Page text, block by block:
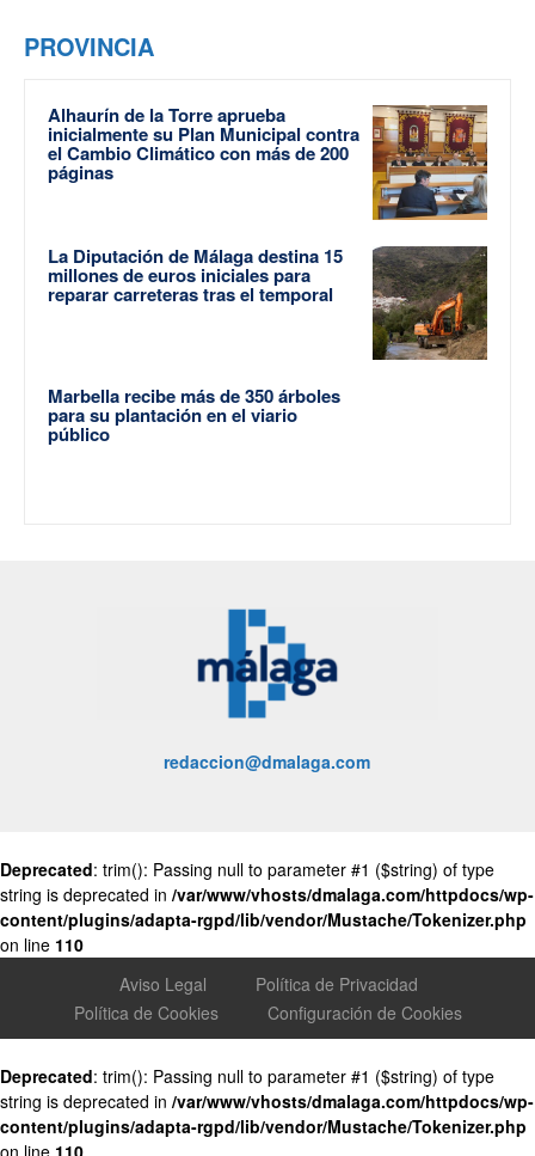
PROVINCIA
Alhaurín de la Torre aprueba
inicialmente su Plan Municipal contra
el Cambio Climático con más de 200
páginas
La Diputación de Málaga destina 15
millones de euros iniciales para
reparar carreteras tras el temporal
Marbella recibe más de 350 árboles
para su plantación en el viario
público
redaccion@dmalaga.com
Deprecated: trim(): Passing null to parameter #1 ($string) of type
string is deprecated in /var/www/vhosts/dmalaga.com/httpdocs/wp-
content/plugins/adapta-rgpd/lib/vendor/Mustache/Tokenizer.php
on line 110
Aviso Legal
Política de Privacidad
Política de Cookies
Configuración de Cookies
Deprecated: trim(): Passing null to parameter #1 ($string) of type
string is deprecated in /var/www/vhosts/dmalaga.com/httpdocs/wp-
content/plugins/adapta-rgpd/lib/vendor/Mustache/Tokenizer.php